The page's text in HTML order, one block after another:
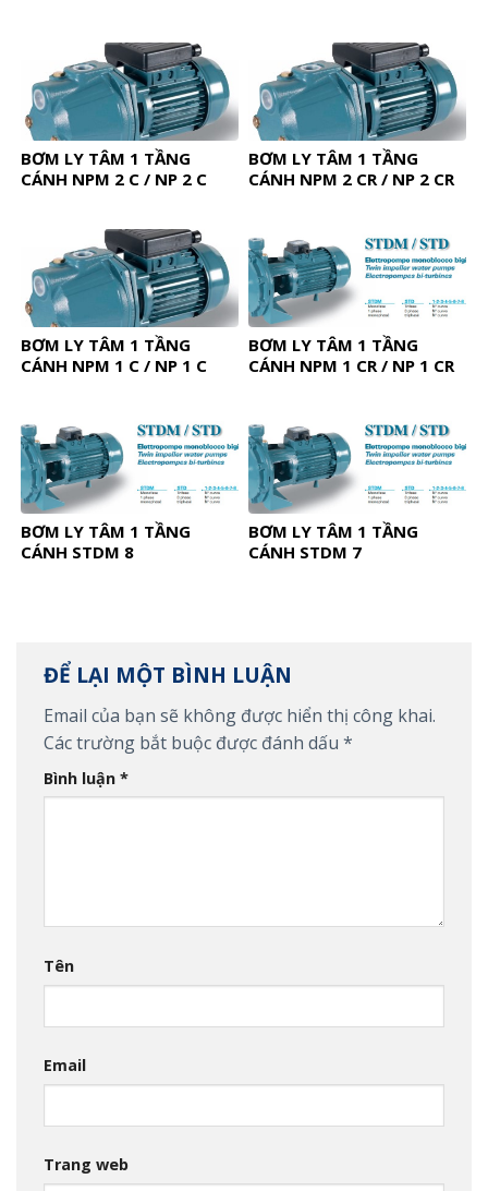
BƠM LY TÂM 1 TẦNG
CÁNH NPM 2 C / NP 2 C
BƠM LY TÂM 1 TẦNG
CÁNH NPM 2 CR / NP 2 CR
BƠM LY TÂM 1 TẦNG
CÁNH NPM 1 C / NP 1 C
BƠM LY TÂM 1 TẦNG
CÁNH NPM 1 CR / NP 1 CR
BƠM LY TÂM 1 TẦNG
CÁNH STDM 8
BƠM LY TÂM 1 TẦNG
CÁNH STDM 7
ĐỂ LẠI MỘT BÌNH LUẬN
Email của bạn sẽ không được hiển thị công khai.
Các trường bắt buộc được đánh dấu *
Bình luận *
Tên
Email
Trang web